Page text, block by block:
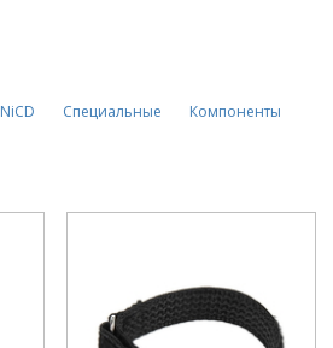
Специальные Компоненты